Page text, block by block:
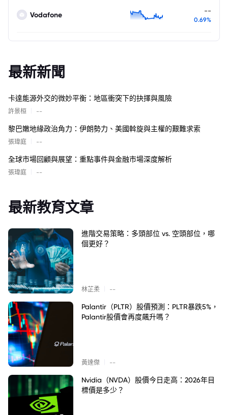
Vodafone --
0.69%
最新新聞
卡達能源外交的微妙平衡：地區衝突下的抉擇與風險
許景桓 --
黎巴嫩地緣政治角力：伊朗勢力、美國斡旋與主權的艱難求索
張瑋庭 --
全球市場回顧與展望：重點事件與金融市場深度解析
張瑋庭 --
最新教育文章
進階交易策略：多頭部位 vs. 空頭部位，哪
個更好？
林芷柔 --
Palantir（PLTR）股價預測：PLTR暴跌5%，
Palantir股價會再度飆升嗎？
黃達傑 --
Nvidia（NVDA）股價今日走高：2026年目
標價是多少？